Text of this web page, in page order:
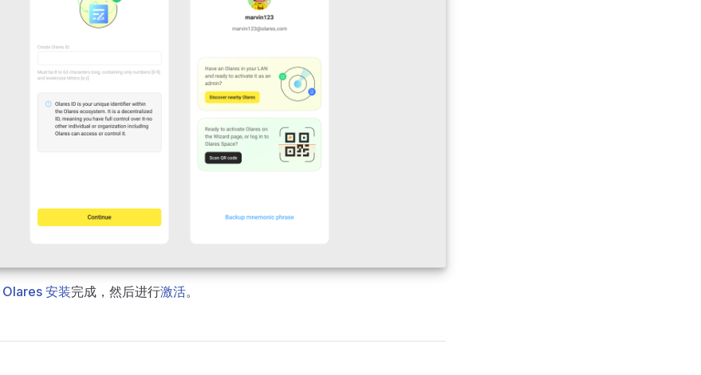
Olares 安装完成，然后进行激活。